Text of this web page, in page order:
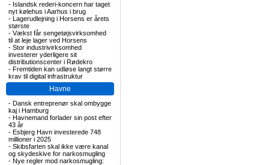
- Islandsk rederi-koncern har taget
nyt kølehus i Aarhus i brug
- Lagerudlejning i Horsens er årets
største
- Vækst får sengetøjsvirksomhed
til at leje lager ved Horsens
- Stor industrivirksomhed
investerer yderligere sit
distributionscenter i Rødekro
- Fremtiden kan udløse langt større
krav til digital infrastruktur
Havne
- Dansk entreprenør skal ombygge
kaj i Hamburg
- Havnemand forlader sin post efter
43 år
- Esbjerg Havn investerede 748
millioner i 2025
- Skibsfarten skal ikke være kanal
og skydeskive for narkosmugling
- Nye regler mod narkosmugling: